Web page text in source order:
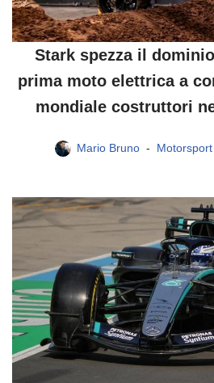
Stark spezza il
prima moto elettrica a
mondiale costruttori
Mario Bruno Motorsport